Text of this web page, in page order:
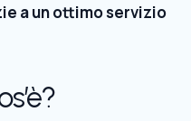
a un ottimo servizio